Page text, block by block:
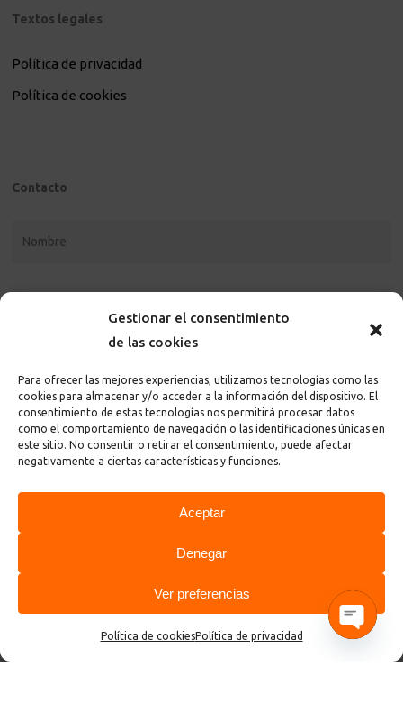
Gestionar el consentimiento
de las cookies
Para ofrecer las mejores experiencias, utilizamos tecnologías como las
cookies para almacenar y/o acceder a la información del dispositivo. El
consentimiento de estas tecnologías nos permitirá procesar datos
como el comportamiento de navegación o las identificaciones únicas en
este sitio. No consentir o retirar el consentimiento, puede afectar
negativamente a ciertas características y funciones.
Aceptar
Denegar
Ver preferencias
Política de cookiesPolítica de privacidad
Textos legales
Política de privacidad
Política de cookies
Contacto
la política de privacidad y términos